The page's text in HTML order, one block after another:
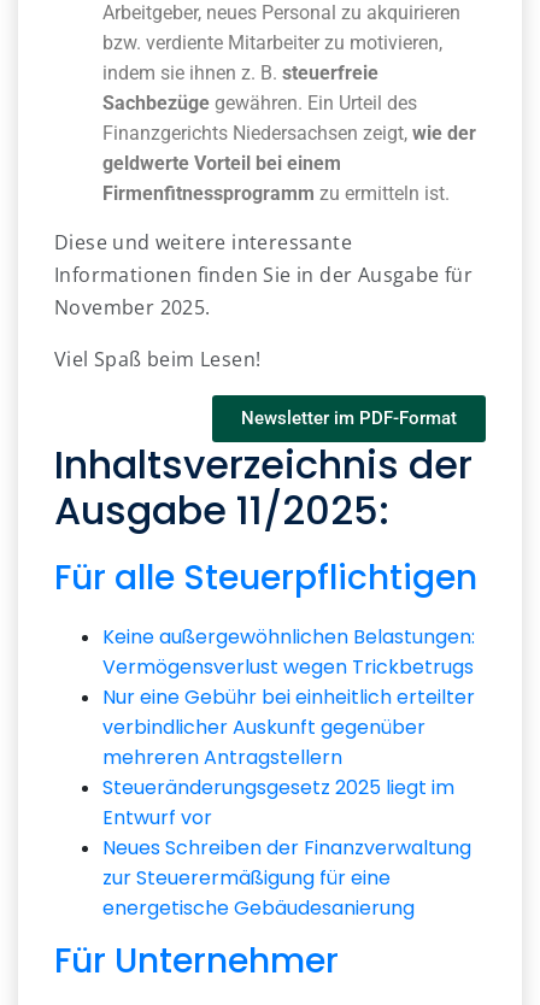
Arbeitgeber, neues Personal zu akquirieren
bzw. verdiente Mitarbeiter zu motivieren,
indem sie ihnen z. B. steuerfreie
Sachbezüge gewähren. Ein Urteil des
Finanzgerichts Niedersachsen zeigt, wie der
geldwerte Vorteil bei einem
Firmenfitnessprogramm zu ermitteln ist.
Diese und weitere interessante
Informationen finden Sie in der Ausgabe für
November 2025.
Viel Spaß beim Lesen!
Newsletter im PDF-Format
Inhaltsverzeichnis der
Ausgabe 11/2025:
Für alle Steuerpflichtigen
Keine außergewöhnlichen Belastungen:
Vermögensverlust wegen Trickbetrugs
Nur eine Gebühr bei einheitlich erteilter
verbindlicher Auskunft gegenüber
mehreren Antragstellern
Steueränderungsgesetz 2025 liegt im
Entwurf vor
Neues Schreiben der Finanzverwaltung
zur Steuerermäßigung für eine
energetische Gebäudesanierung
Für Unternehmer